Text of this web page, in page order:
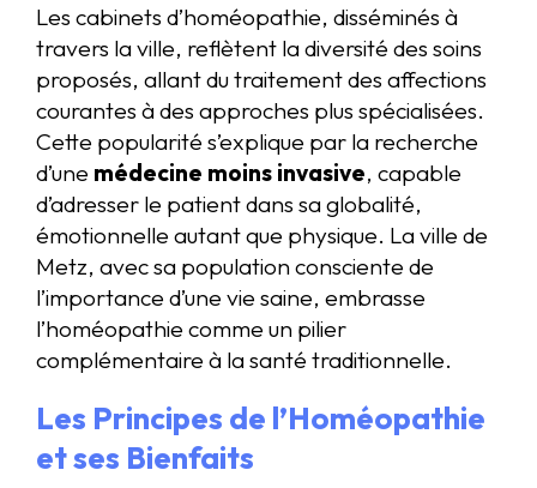
Les cabinets d’homéopathie, disséminés à
travers la ville, reflètent la diversité des soins
proposés, allant du traitement des affections
courantes à des approches plus spécialisées.
Cette popularité s’explique par la recherche
d’une médecine moins invasive, capable
d’adresser le patient dans sa globalité,
émotionnelle autant que physique. La ville de
Metz, avec sa population consciente de
l’importance d’une vie saine, embrasse
l’homéopathie comme un pilier
complémentaire à la santé traditionnelle.
Les Principes de l’Homéopathie
et ses Bienfaits